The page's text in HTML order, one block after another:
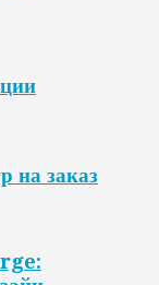
на заказ